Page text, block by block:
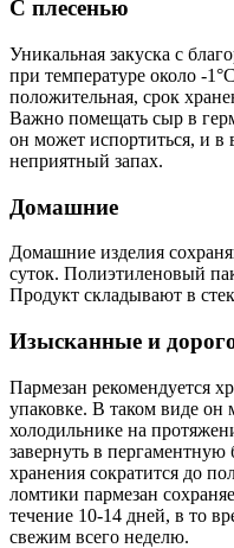
С плесенью
Уникальная закуска с
при температуре около -
положительная, срок
Важно помещать сыр в
он может испортиться, и в
неприятный запах.
Домашние
Домашние изделия
суток. Полиэтиленовый
Продукт складывают в
Изысканные и
Пармезан рекомендуется
упаковке. В таком виде он
холодильнике на
завернуть в пергаментную
хранения сократится до
ломтики пармезан
течение 10-14 дней, в то
свежим всего неделю.